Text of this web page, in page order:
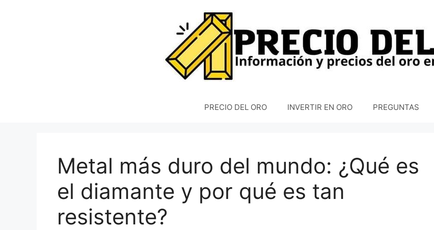
PRECIO DEL ORO INVERTIR EN ORO PREGUNTAS
Metal más duro del mundo: ¿Qué es
el diamante y por qué es tan
resistente?